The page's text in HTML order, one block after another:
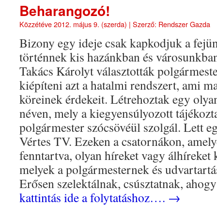
Beharangozó!
Közzétéve2012. május 9. (szerda) | Szerző: Rendszer Gazda
Bizony egy ideje csak kapkodjuk a
történnek kis hazánkban és
Takács Károlyt választották
kiépíteni azt a hatalmi rendszert, ami
köreinek érdekeit. Létrehoztak egy
néven, mely a kiegyensúlyozott
polgármester szócsövéül szolgál. Lett
Vértes TV. Ezeken a csatornákon,
fenntartva, olyan híreket vagy álhíreket
melyek a polgármesternek és
Erősen szelektálnak, csúsztatnak,
kattintás ide a folytatáshoz…. →